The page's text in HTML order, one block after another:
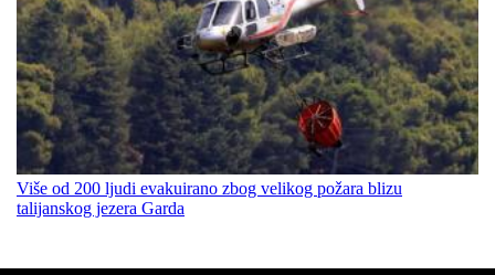
Više od 200 ljudi evakuirano zbog velikog požara blizu
talijanskog jezera Garda